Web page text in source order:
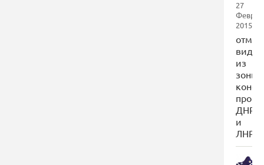
27
2015
видео
из
зоны
про
ДНР
и
ЛНР